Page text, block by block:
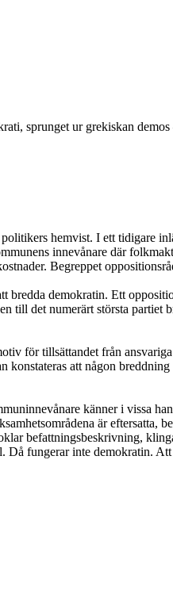
sprunget ur grekiskan
hemvist. I ett tidigare
innevånare där
Begreppet
demokratin. Ett
det numerärt största partiet
för tillsättandet från
att någon
känner i vissa
är eftersatta,
befattningsbeskrivning,
fungerar inte demokratin.